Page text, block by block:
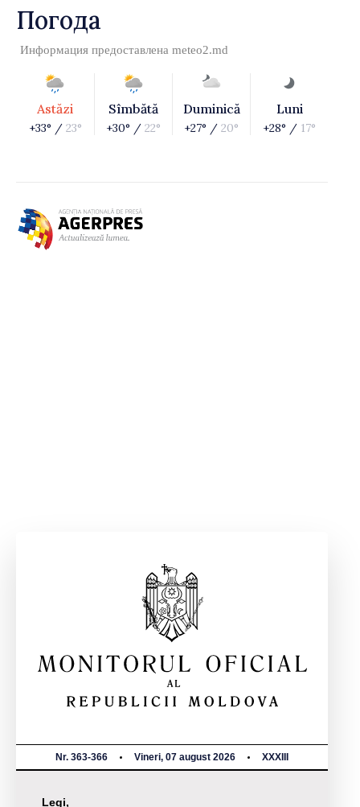
Погода
Информация предоставлена meteo2.md
Astăzi
+33° / 23°
Sîmbătă
+30° / 22°
Duminică
+27° / 20°
Luni
+28° / 17°
Nr. 363-366 Vineri, 07 august 2026 XXXIII
Legi,